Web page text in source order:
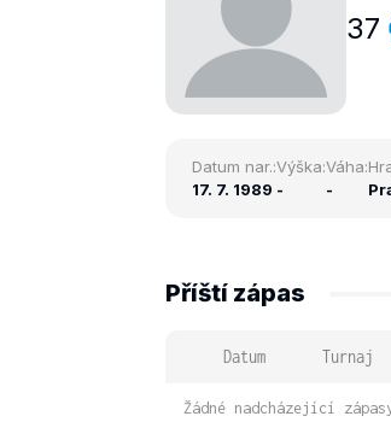
37
Datum nar.:
17. 7. 1989
Výška:
-
Váha:
-
Příští zápas
Datum Turnaj
Žádné nadcházející